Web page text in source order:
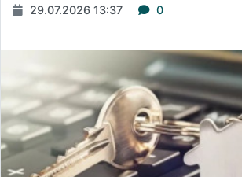
29.07.2026 13:37 0